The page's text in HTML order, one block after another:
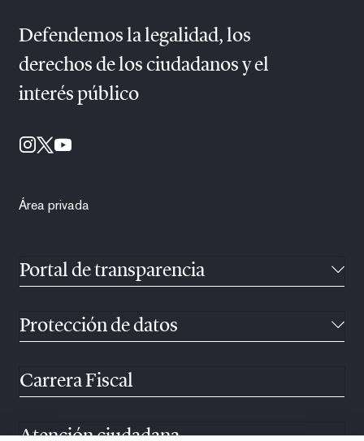
Defendemos la legalidad, los
derechos de los ciudadanos y el
interés público
Área privada
Portal de transparencia
Protección de datos
Carrera Fiscal